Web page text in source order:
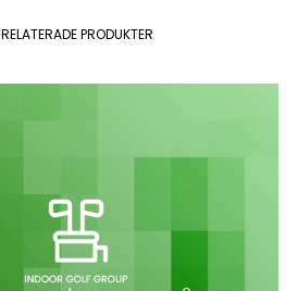
RELATERADE PRODUKTER